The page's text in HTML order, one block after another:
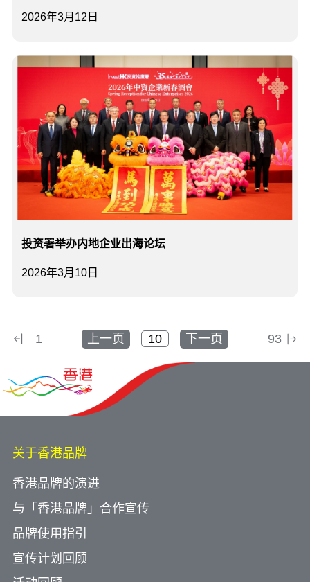
2026年3月12日
2026年3月10日
投资署举办内地企业出海论坛
1 上一页 下一页 93
关于香港品牌
香港品牌的演进
与「香港品牌」合作宣传
品牌使用指引
宣传计划回顾